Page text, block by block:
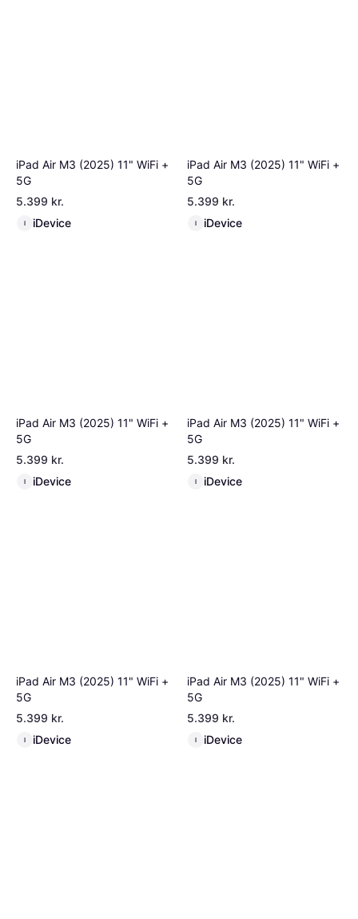
iPad Air M3 (2025) 11" WiFi +
5G
5.399 kr.
I iDevice
iPad Air M3 (2025) 11" WiFi +
5G
5.399 kr.
I iDevice
iPad Air M3 (2025) 11" WiFi +
5G
5.399 kr.
I iDevice
iPad Air M3 (2025) 11" WiFi +
5G
5.399 kr.
I iDevice
iPad Air M3 (2025) 11" WiFi +
5G
5.399 kr.
I iDevice
iPad Air M3 (2025) 11" WiFi +
5G
5.399 kr.
I iDevice